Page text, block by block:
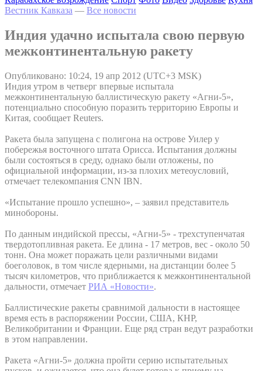
Вестник Кавказа — Все новости
Индия удачно испытала свою первую
межконтинентальную ракету
Опубликовано: 10:24, 19 апр 2012 (UTC+3 MSK)
Индия утром в четверг впервые испытала
межконтинентальную баллистическую ракету «Агни-5»,
потенциально способную поразить территорию Европы и
Китая, сообщает Reuters.
Ракета была запущена с полигона на острове Уилер у
побережья восточного штата Орисса. Испытания должны
были состояться в среду, однако были отложены, по
официальной информации, из-за плохих метеоусловий,
отмечает телекомпания CNN IBN.
«Испытание прошло успешно», – заявил представитель
минобороны.
По данным индийской прессы, «Агни-5» - трехступенчатая
твердотопливная ракета. Ее длина - 17 метров, вес - около 50
тонн. Она может поражать цели различными видами
боеголовок, в том числе ядерными, на дистанции более 5
тысяч километров, что приближается к межконтинентальной
дальности, отмечает РИА «Новости».
Баллистические ракеты сравнимой дальности в настоящее
время есть в распоряжении России, США, КНР,
Великобритании и Франции. Еще ряд стран ведут разработки
в этом направлении.
Ракета «Агни-5» должна пройти серию испытательных